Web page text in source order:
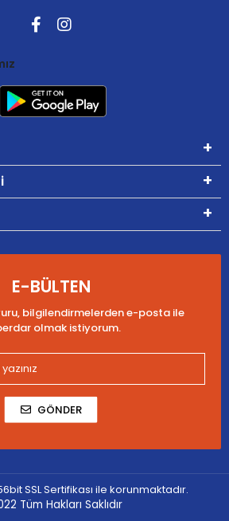
E-BÜLTEN
bilgilendirmelerden e-posta ile
olmak istiyorum.
GÖNDER
SSL Sertifikası ile korunmaktadır.
Tüm Hakları Saklıdır